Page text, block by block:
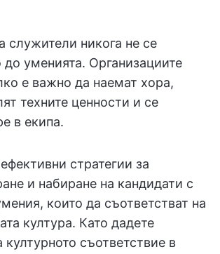
служители никога не се
уменията. Организациите
е важно да наемат хора,
техните ценности и се
в екипа.
стратегии за
и набиране на кандидати с
които да съответстват на
култура. Като дадете
културното съответствие в